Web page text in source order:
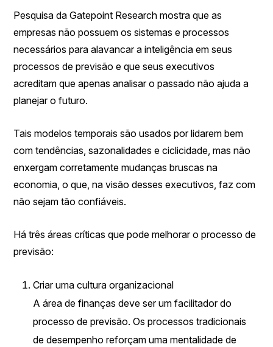
Pesquisa da Gatepoint Research mostra que as
empresas não possuem os sistemas e processos
necessários para alavancar a inteligência em seus
processos de previsão e que seus executivos
acreditam que apenas analisar o passado não ajuda a
planejar o futuro.
Tais modelos temporais são usados por lidarem bem
com tendências, sazonalidades e ciclicidade, mas não
enxergam corretamente mudanças bruscas na
economia, o que, na visão desses executivos, faz com
não sejam tão confiáveis.
Há três áreas críticas que pode melhorar o processo de
previsão:
Criar uma cultura organizacional
A área de finanças deve ser um facilitador do
processo de previsão. Os processos tradicionais
de desempenho reforçam uma mentalidade de